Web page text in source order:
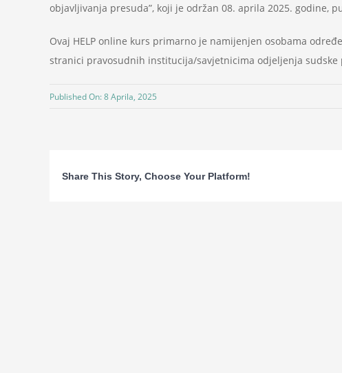
objavljivanja presuda”, koji je održan 08. aprila 2025. godine,
Ovaj HELP online kurs primarno je namijenjen osobama
stranici pravosudnih institucija/savjetnicima odjeljenja sudske
Published On: 8 Aprila, 2025
Share This Story, Choose Your Platform!